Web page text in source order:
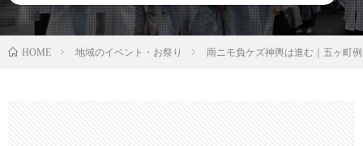
HOME 地域のイベント・お祭り 雨ニモ負ケズ神輿は進む｜五ヶ町